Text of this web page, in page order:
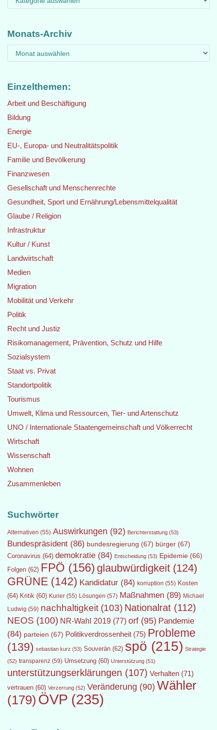
Monats-Archiv
Einzelthemen:
Arbeit und Beschäftigung
Bildung
Energie
EU-, Europa- und Neutralitätspolitik
Familie und Bevölkerung
Finanzwesen
Gesellschaft und Menschenrechte
Gesundheit, Sport und Ernährung/Lebensmittelqualität
Glaube / Religion
Infrastruktur
Kultur / Kunst
Landwirtschaft
Medien
Migration
Mobilität und Verkehr
Politik
Recht und Justiz
Risikomanagement, Prävention, Schutz und Hilfe
Sozialsystem
Staat vs. Privat
Standortpolitik
Tourismus
Umwelt, Klima und Ressourcen, Tier- und Artenschutz
UNO / Internationale Staatengemeinschaft und Völkerrecht
Wirtschaft
Wissenschaft
Wohnen
Zusammenleben
Suchwörter
Alternativen (55) Auswirkungen (92) Berichterstattung (53)
Bundespräsident (86) bundesregierung (67) bürger (67)
Coronavirus (64) demokratie (84) Entscheidung (53) Epidemie (66)
Folgen (62) FPÖ (156) glaubwürdigkeit (124)
GRÜNE (142) Kandidatur (84) korruption (55) Kosten
(64) Kritik (60) Kurier (55) Lösungen (57) Maßnahmen (89) Michael
Ludwig (59) nachhaltigkeit (103) Nationalrat (112)
NEOS (100) NR-Wahl 2019 (77) orf (95) Pandemie
(84) parteien (67) Politikverdrossenheit (75) Probleme
(139) sebastian kurz (53) Souverän (62) spö (215) Strategie
(52) transparenz (59) Umsetzung (60) Unterstützung (51)
unterstützungserklärungen (107) Verhalten (71)
vertrauen (60) Verzerrung (52) Veränderung (90) Wähler
(179) ÖVP (235)